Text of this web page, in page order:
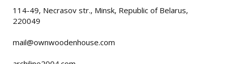
114-49, Necrasov str., Minsk, Republic of Belarus,
220049
mail@ownwoodenhouse.com